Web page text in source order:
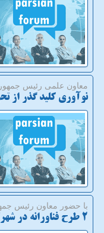
معاون علمی رئیس
نوآوری كلید گذر از
با حضور معاون رئیس
2 طرح فناورانه در شهركرد رونمایی گردید